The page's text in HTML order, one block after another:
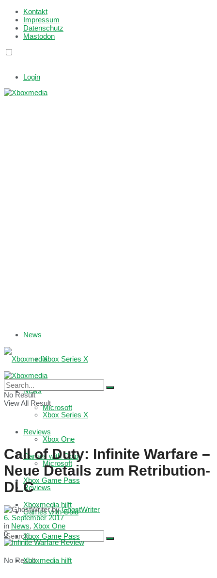
Kontakt
Impressum
Datenschutz
Mastodon
Login
News
Xbox Series X
Microsoft
Reviews
Games with Gold
Xbox Game Pass
Xboxmedia hilft
No Result
News
Xbox Series X
Xbox One
Microsoft
Reviews
Games with Gold
Xbox Game Pass
Xboxmedia hilft
No Result
View All Result
Call of Duty: Infinite Warfare –
Neue Details zum Retribution-
DLC
by GhostWriter
6. September 2017
in News, Xbox One
0